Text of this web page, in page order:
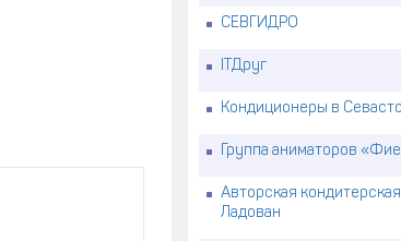
СЕВГИДРО
ITДруг
Кондиционеры в
Группа аниматоров
Авторская
Ладован